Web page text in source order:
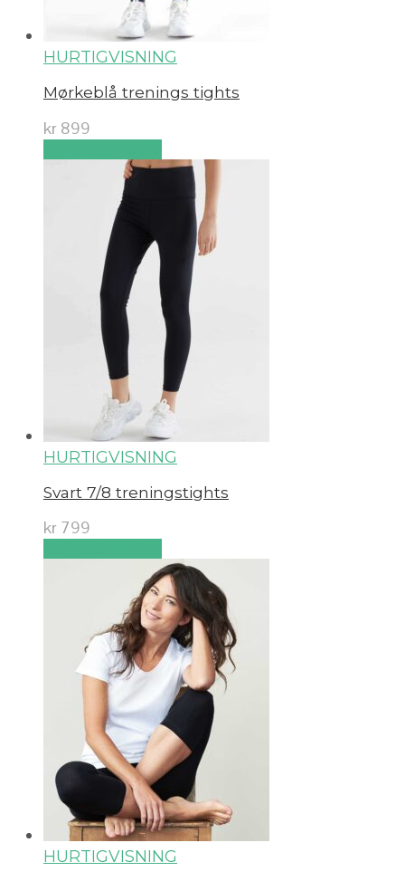
HURTIGVISNING
Mørkeblå trenings tights
kr 899
HURTIGVISNING
Svart 7/8 treningstights
kr 799
HURTIGVISNING